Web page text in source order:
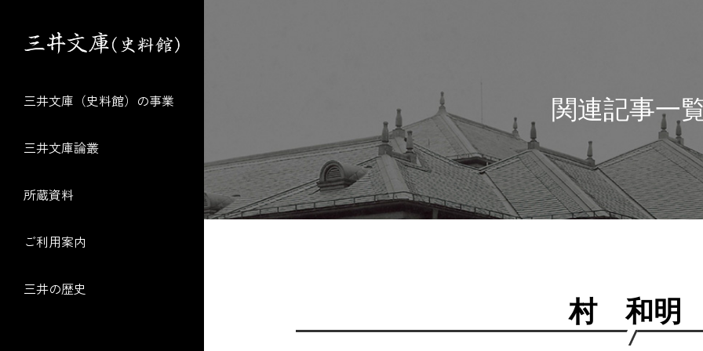
三井文庫（史料館）の事業
三井文庫論叢
所蔵資料
ご利用案内
三井の歴史
関連記事一
村 和明